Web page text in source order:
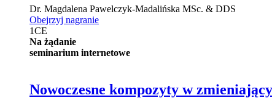
Dr. Magdalena Pawelczyk-Madalińska MSc. & DDS
Obejrzyj nagranie
1CE
Na żądanie
seminarium internetowe
Nowoczesne kompozyty w